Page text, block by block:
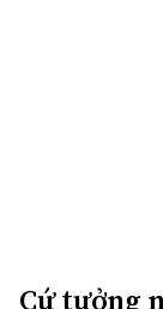
Cứ tưởng